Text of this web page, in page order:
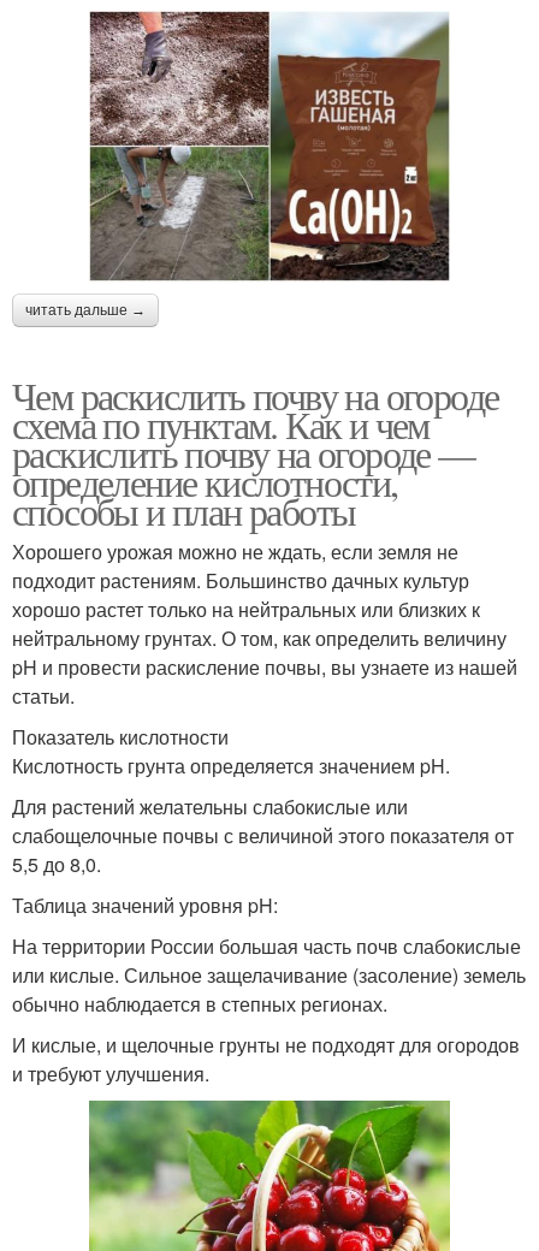
читать дальше →
Чем раскислить почву на огороде
схема по пунктам. Как и чем
раскислить почву на огороде —
определение кислотности,
способы и план работы
Хорошего урожая можно не ждать, если земля не
подходит растениям. Большинство дачных культур
хорошо растет только на нейтральных или близких к
нейтральному грунтах. О том, как определить величину
pH и провести раскисление почвы, вы узнаете из нашей
статьи.
Показатель кислотности
Кислотность грунта определяется значением pH.
Для растений желательны слабокислые или
слабощелочные почвы с величиной этого показателя от
5,5 до 8,0.
Таблица значений уровня pH:
На территории России большая часть почв слабокислые
или кислые. Сильное защелачивание (засоление) земель
обычно наблюдается в степных регионах.
И кислые, и щелочные грунты не подходят для огородов
и требуют улучшения.